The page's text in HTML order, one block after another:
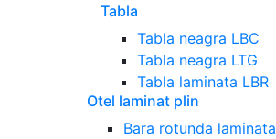
Tabla
Tabla neagra LBC
Tabla neagra LTG
Tabla laminata LBR
Otel laminat plin
Bara rotunda laminata